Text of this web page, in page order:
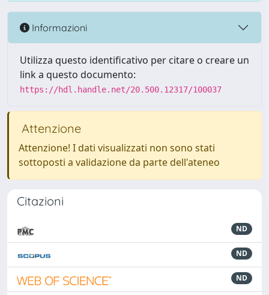
Informazioni
Utilizza questo identificativo per citare o creare un
link a questo documento:
https://hdl.handle.net/20.500.12317/100037
Attenzione
Attenzione! I dati visualizzati non sono stati
sottoposti a validazione da parte dell'ateneo
Citazioni
ND
ND
ND